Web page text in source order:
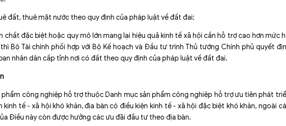
đất, thuê mặt nước theo quy định của pháp luật về đất đai;
chất đặc biệt hoặc quy mô lớn mang lại hiệu quả kinh tế xã hội cần hỗ trợ cao hơn mức
Bộ Tài chính phối hợp với Bộ Kế hoạch và Đầu tư trình Thủ tướng Chính phủ quyết
nhân dân cấp tỉnh nơi có đất theo quy định của pháp luật về đất đai.
phẩm công nghiệp hỗ trợ thuộc Danh mục sản phẩm công nghiệp hỗ trợ ưu tiên phát
kinh tế - xã hội khó khăn, địa bàn có điều kiện kinh tế - xã hội đặc biệt khó khăn, ngoài
Điều này còn được hưởng các ưu đãi đầu tư theo địa bàn.